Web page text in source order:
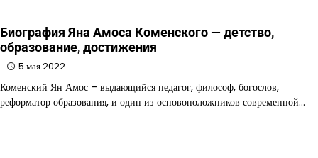
Биография Яна Амоса Коменского — детство,
образование, достижения
5 мая 2022
Коменский Ян Амос – выдающийся педагог, философ, богослов,
реформатор образования, и один из основоположников современной…